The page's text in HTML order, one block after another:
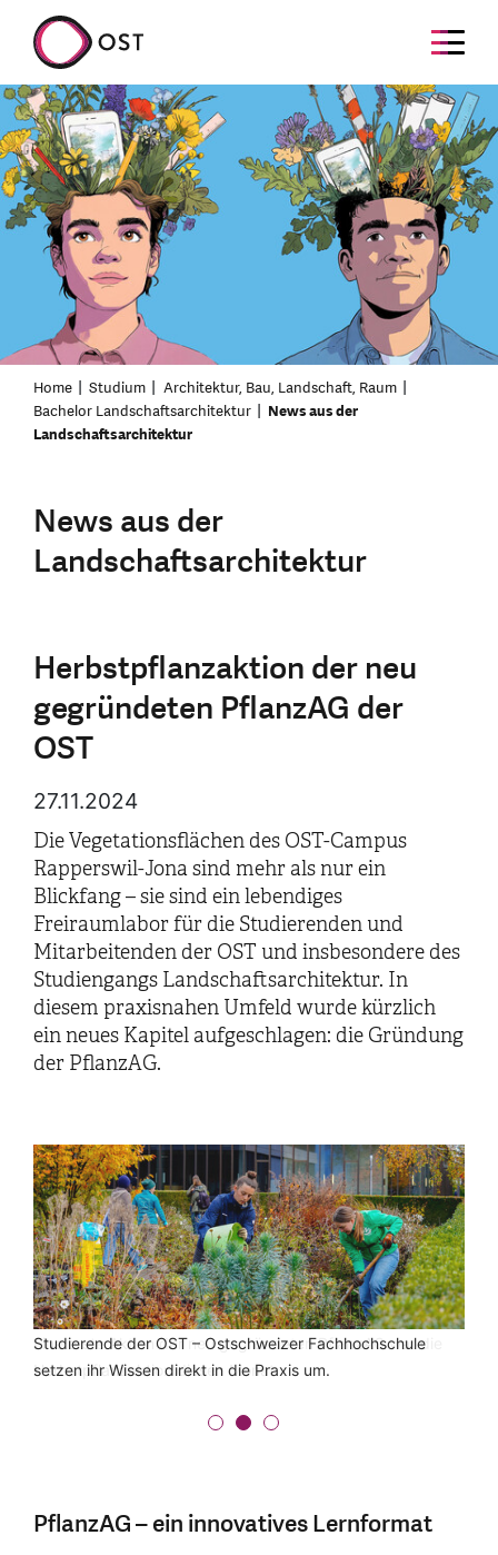
Home Studium
Architektur, Bau, Landschaft, Raum
Bachelor Landschaftsarchitektur
News aus der
Landschaftsarchitektur
News aus der
Landschaftsarchitektur
Herbstpflanzaktion der neu
gegründeten PflanzAG der
OST
27.11.2024
Die Vegetationsflächen des OST-Campus
Rapperswil-Jona sind mehr als nur ein
Blickfang – sie sind ein lebendiges
Freiraumlabor für die Studierenden und
Mitarbeitenden der OST und insbesondere des
Studiengangs Landschaftsarchitektur. In
diesem praxisnahen Umfeld wurde kürzlich
ein neues Kapitel aufgeschlagen: die Gründung
der PflanzAG.
Eine erste Aktion der neu gegründeten PflanzAG war die
Herbstpflanzaktion diesen Monat.
Studierende der OST – Ostschweizer Fachhochschule
setzen ihr Wissen direkt in die Praxis um.
Unterstützt wurden die Studierenden durch die Expertise
der Mitarbeitenden des ILF Institut für Landschaft und
PflanzAG – ein innovatives Lernformat